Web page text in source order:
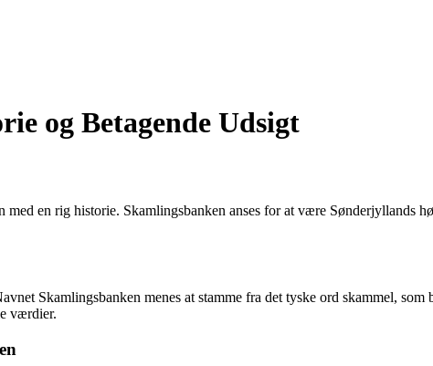
og Betagende Udsigt
en rig historie. Skamlingsbanken anses for at være Sønderjyllands
Skamlingsbanken menes at stamme fra det tyske ord skammel,
værdier.